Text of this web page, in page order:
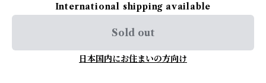
International shipping available
Sold out
日本国内にお住まいの方向け